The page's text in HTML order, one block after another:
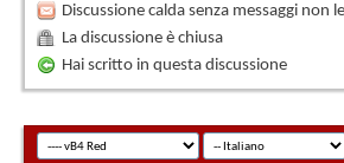
Discussione calda senza messaggi non
La discussione è chiusa
Hai scritto in questa discussione